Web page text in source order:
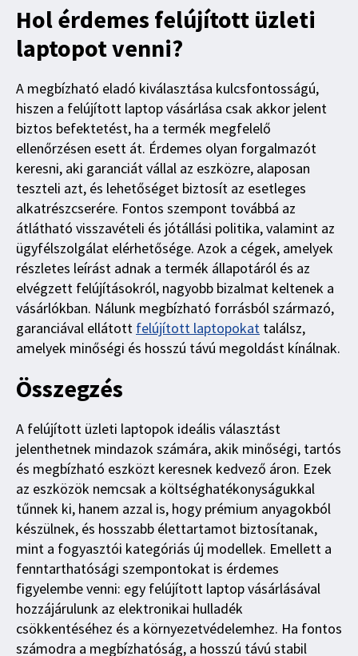
Hol érdemes felújított üzleti
laptopot venni?
A megbízható eladó kiválasztása kulcsfontosságú,
hiszen a felújított laptop vásárlása csak akkor jelent
biztos befektetést, ha a termék megfelelő
ellenőrzésen esett át. Érdemes olyan forgalmazót
keresni, aki garanciát vállal az eszközre, alaposan
teszteli azt, és lehetőséget biztosít az esetleges
alkatrészcserére. Fontos szempont továbbá az
átlátható visszavételi és jótállási politika, valamint az
ügyfélszolgálat elérhetősége. Azok a cégek, amelyek
részletes leírást adnak a termék állapotáról és az
elvégzett felújításokról, nagyobb bizalmat keltenek a
vásárlókban. Nálunk megbízható forrásból származó,
garanciával ellátott felújított laptopokat találsz,
amelyek minőségi és hosszú távú megoldást kínálnak.
Összegzés
A felújított üzleti laptopok ideális választást
jelenthetnek mindazok számára, akik minőségi, tartós
és megbízható eszközt keresnek kedvező áron. Ezek
az eszközök nemcsak a költséghatékonyságukkal
tűnnek ki, hanem azzal is, hogy prémium anyagokból
készülnek, és hosszabb élettartamot biztosítanak,
mint a fogyasztói kategóriás új modellek. Emellett a
fenntarthatósági szempontokat is érdemes
figyelembe venni: egy felújított laptop vásárlásával
hozzájárulunk az elektronikai hulladék
csökkentéséhez és a környezetvédelemhez. Ha fontos
számodra a megbízhatóság, a hosszú távú stabil